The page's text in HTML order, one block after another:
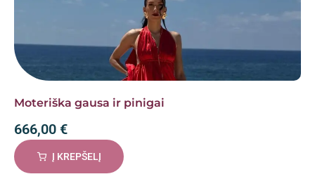
Moteriška gausa ir pinigai
666,00 €
Į KREPŠELĮ